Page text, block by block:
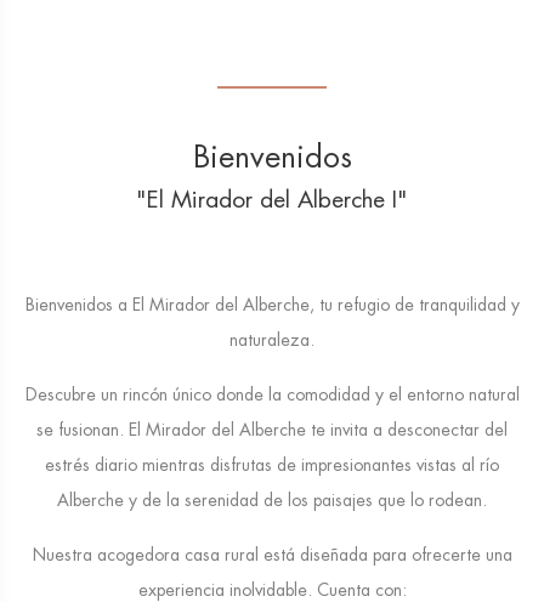
Bienvenidos
"El Mirador del Alberche I"
Bienvenidos a El Mirador del Alberche, tu refugio de tranquilidad y
naturaleza.
Descubre un rincón único donde la comodidad y el entorno natural
se fusionan. El Mirador del Alberche te invita a desconectar del
estrés diario mientras disfrutas de impresionantes vistas al río
Alberche y de la serenidad de los paisajes que lo rodean.
Nuestra acogedora casa rural está diseñada para ofrecerte una
experiencia inolvidable. Cuenta con: